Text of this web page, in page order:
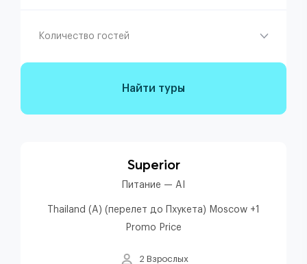
Количество гостей
Найти туры
Superior
Питание — AI
Thailand (A) (перелет до Пхукета) Moscow +1
Promo Price
2 Взрослых